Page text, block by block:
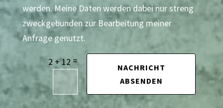
werden. Meine Daten werden dabei nur streng
zweckgebunden zur Bearbeitung meiner
Anfrage genutzt.
2 + 12 =
NACHRICHT
ABSENDEN